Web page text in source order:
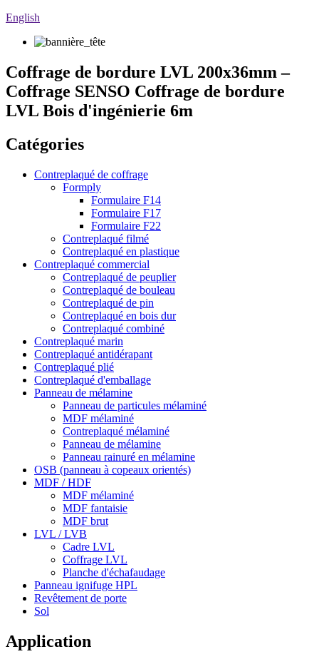
English
Coffrage de bordure LVL 200x36mm –
Coffrage SENSO Coffrage de bordure
LVL Bois d'ingénierie 6m
Catégories
Contreplaqué de coffrage
Formply
Formulaire F14
Formulaire F17
Formulaire F22
Contreplaqué filmé
Contreplaqué en plastique
Contreplaqué commercial
Contreplaqué de peuplier
Contreplaqué de bouleau
Contreplaqué de pin
Contreplaqué en bois dur
Contreplaqué combiné
Contreplaqué marin
Contreplaqué antidérapant
Contreplaqué plié
Contreplaqué d'emballage
Panneau de mélamine
Panneau de particules mélaminé
MDF mélaminé
Contreplaqué mélaminé
Panneau de mélamine
Panneau rainuré en mélamine
OSB (panneau à copeaux orientés)
MDF / HDF
MDF mélaminé
MDF fantaisie
MDF brut
LVL / LVB
Cadre LVL
Coffrage LVL
Planche d'échafaudage
Panneau ignifuge HPL
Revêtement de porte
Sol
Application